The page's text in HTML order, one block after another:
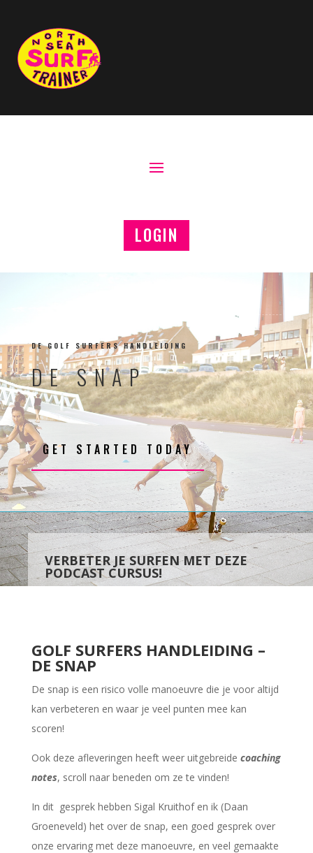
LOGIN
DE GOLF SURFERS HANDLEIDING
DE SNAP
GET STARTED TODAY
VERBETER JE SURFEN MET DEZE
PODCAST CURSUS!
GOLF SURFERS HANDLEIDING –
DE SNAP
De snap is een risico volle manoeuvre die je voor altijd
kan verbeteren en waar je veel punten mee kan
scoren!
Ook deze afleveringen heeft weer uitgebreide coaching
notes, scroll naar beneden om ze te vinden!
In dit gesprek hebben Sigal Kruithof en ik (Daan
Groeneveld) het over de snap, een goed gesprek over
onze ervaring met deze manoeuvre, en veel gemaakte